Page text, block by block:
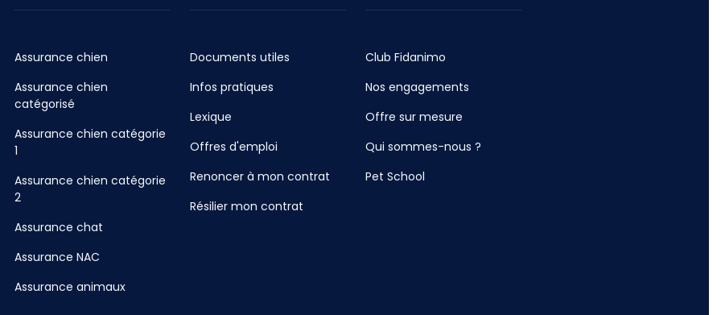
Assurance chien
Assurance chien
catégorisé
Assurance chien catégorie
1
Assurance chien catégorie
2
Assurance chat
Assurance NAC
Assurance animaux
Documents utiles
Infos pratiques
Lexique
Offres d'emploi
Renoncer à mon contrat
Résilier mon contrat
Club Fidanimo
Nos engagements
Offre sur mesure
Qui sommes-nous ?
Pet School